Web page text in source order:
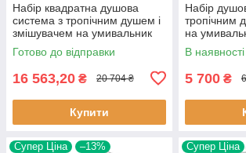
Набір квадратна душова
система з тропічним душем і
змішувачем на умивальник
Gappo Futura Kub G2418-1
хром
Готово до відправки
16 563,20 ₴ 20 704 ₴
Купити
Набір
тропічним
на
10
В наявності
5 700 ₴
Супер Ціна –13% Супер Ціна